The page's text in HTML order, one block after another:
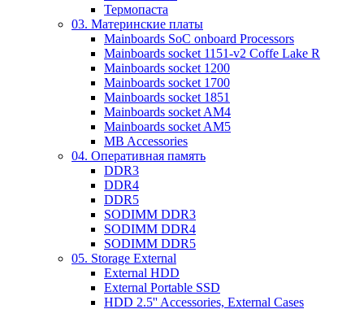
Термопаста
03. Материнские платы
Mainboards SoC onboard Processors
Mainboards socket 1151-v2 Coffe Lake R
Mainboards socket 1200
Mainboards socket 1700
Mainboards socket 1851
Mainboards socket AM4
Mainboards socket AM5
MB Accessories
04. Оперативная память
DDR3
DDR4
DDR5
SODIMM DDR3
SODIMM DDR4
SODIMM DDR5
05. Storage External
External HDD
External Portable SSD
HDD 2.5'' Accessories, External Cases